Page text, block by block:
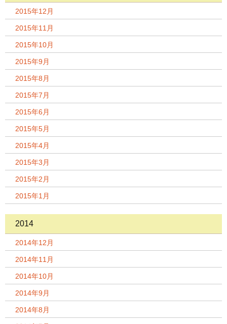
2015年12月
2015年11月
2015年10月
2015年9月
2015年8月
2015年7月
2015年6月
2015年5月
2015年4月
2015年3月
2015年2月
2015年1月
2014
2014年12月
2014年11月
2014年10月
2014年9月
2014年8月